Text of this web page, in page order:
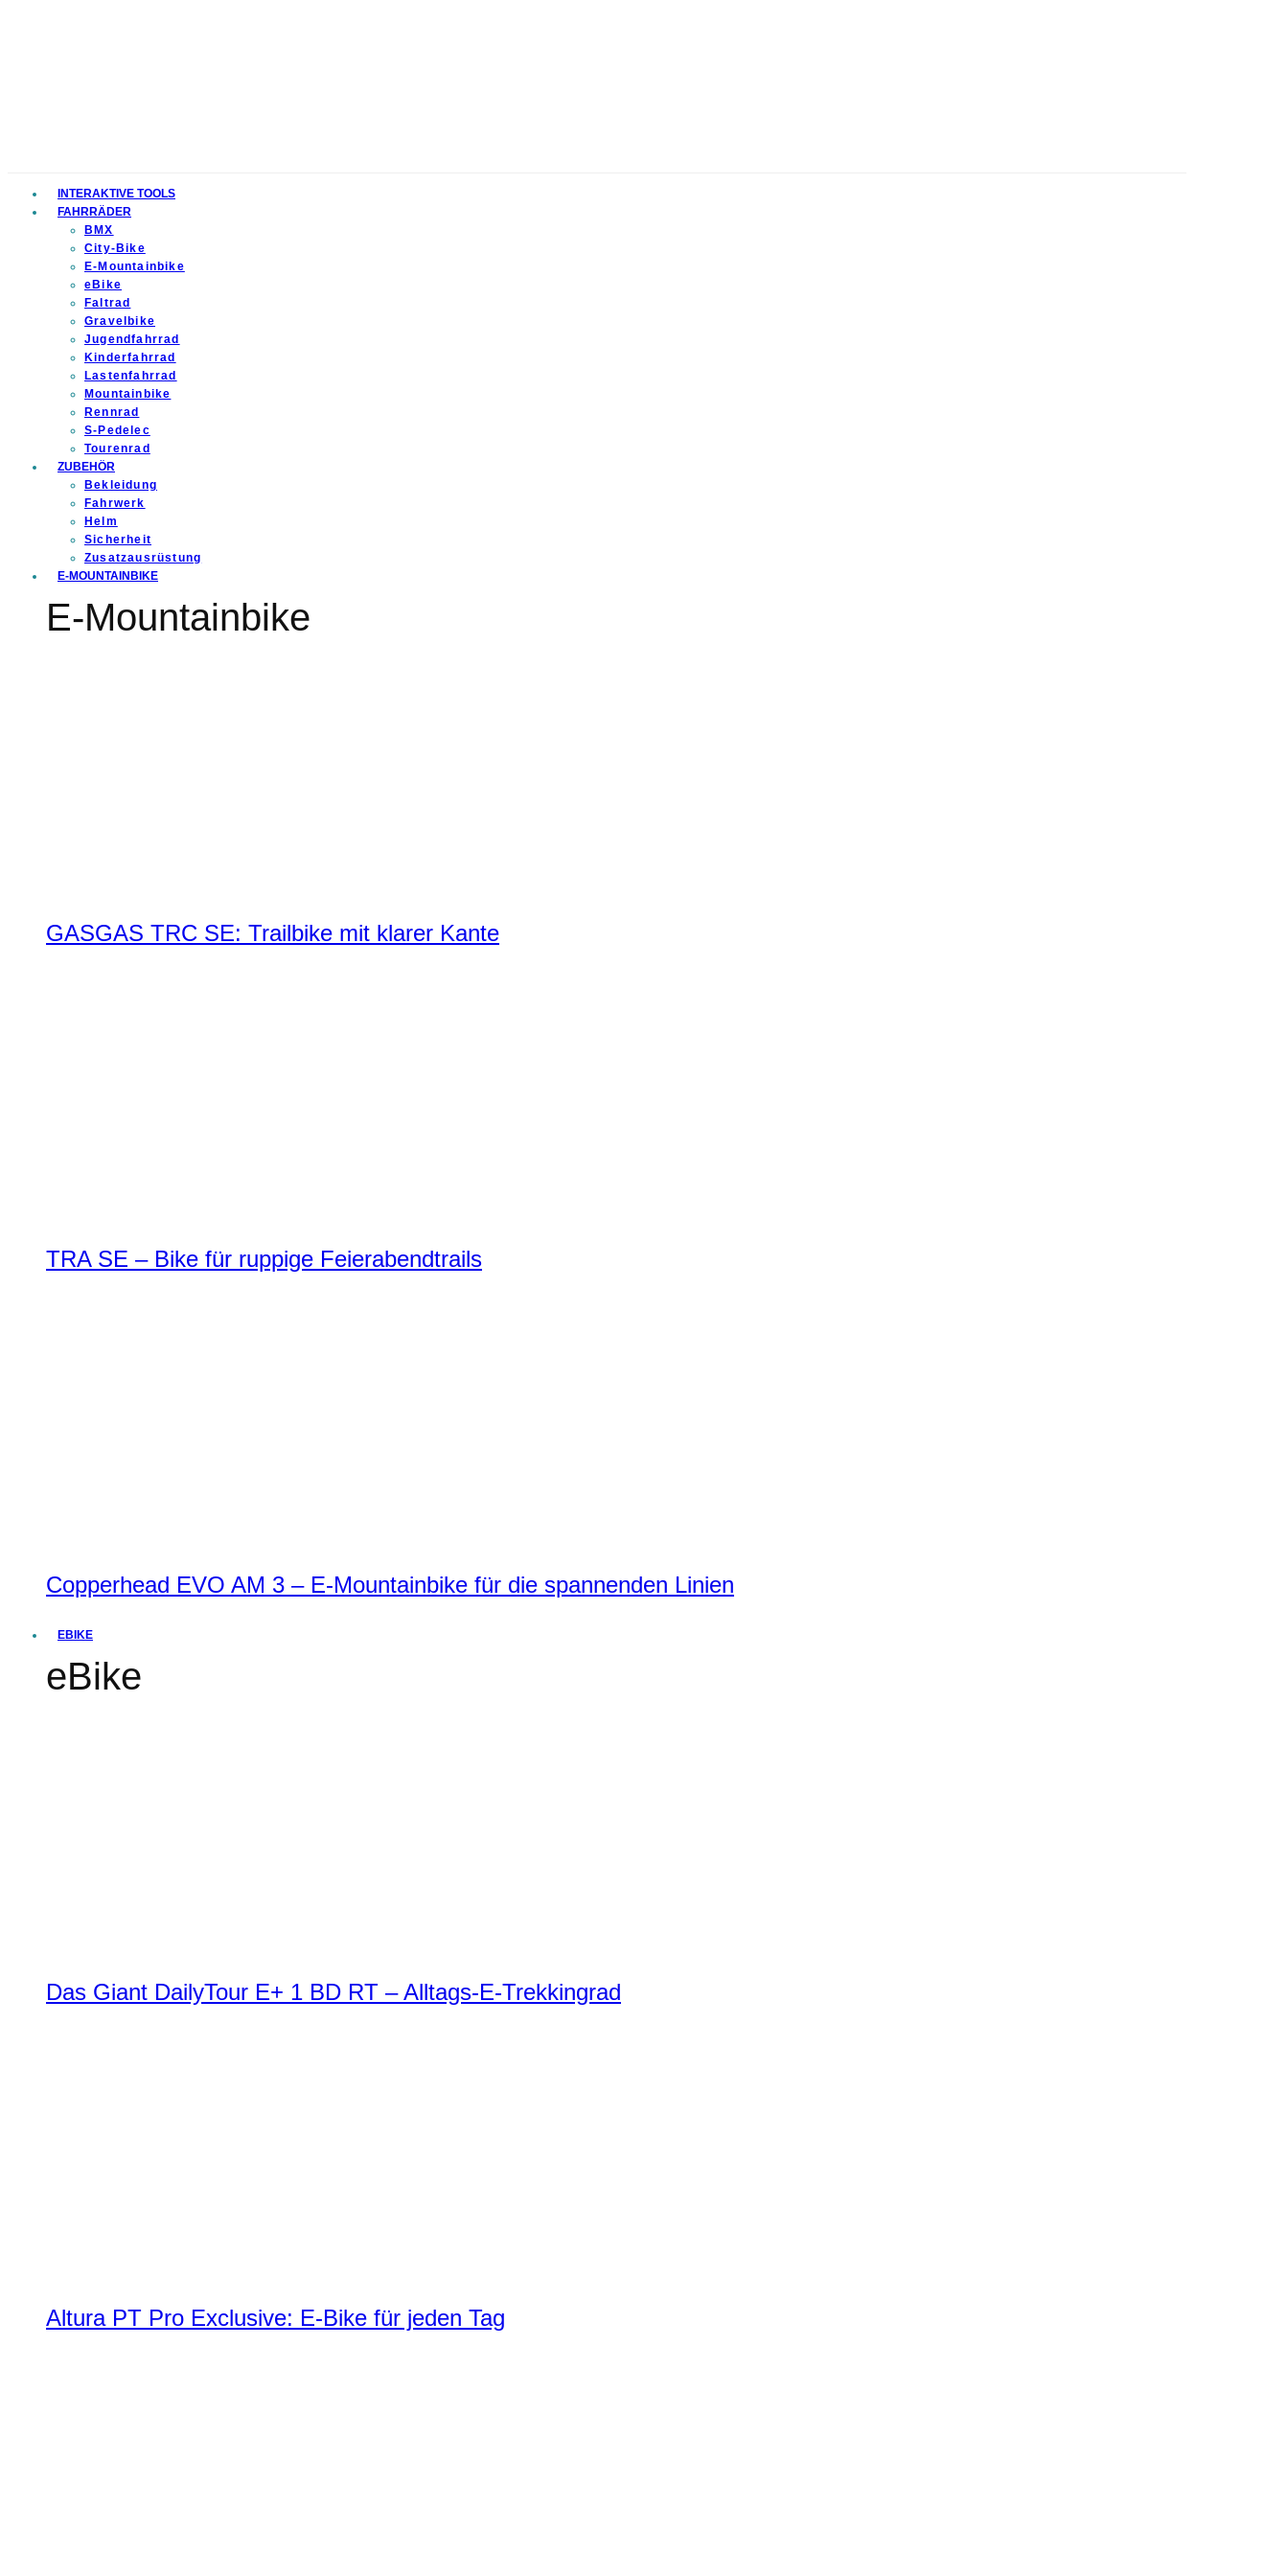
INTERAKTIVE TOOLS
FAHRRÄDER
BMX
City-Bike
E-Mountainbike
eBike
Faltrad
Gravelbike
Jugendfahrrad
Kinderfahrrad
Lastenfahrrad
Mountainbike
Rennrad
S-Pedelec
Tourenrad
ZUBEHÖR
Bekleidung
Fahrwerk
Helm
Sicherheit
Zusatzausrüstung
E-MOUNTAINBIKE
E-Mountainbike
GASGAS TRC SE: Trailbike mit klarer Kante
TRA SE – Bike für ruppige Feierabendtrails
Copperhead EVO AM 3 – E-Mountainbike für die spannenden Linien
EBIKE
eBike
Das Giant DailyTour E+ 1 BD RT – Alltags-E-Trekkingrad
Altura PT Pro Exclusive: E-Bike für jeden Tag